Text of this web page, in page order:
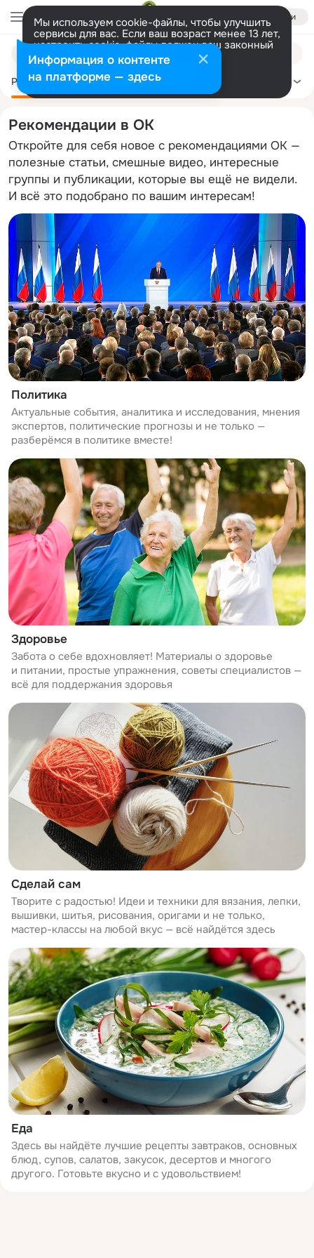
Войти
Мы используем cookie-файлы, чтобы улучшить
сервисы для вас. Если ваш возраст менее 13 лет,
настроить cookie-файлы должен ваш законный
представитель. Больше информации
Разрешить все Настроить
темам
Рекомендации Политика Здоровье Сделай сам
Рекомендации в ОК
Откройте для себя новое с рекомендациями ОК —
полезные статьи, смешные видео, интересные
группы и публикации, которые вы ещё не видели.
И всё это подобрано по вашим интересам!
Политика
Актуальные события, аналитика и исследования, мнения
экспертов, политические прогнозы и не только —
разберёмся в политике вместе!
Здоровье
Забота о себе вдохновляет! Материалы о здоровье
и питании, простые упражнения, советы специалистов —
всё для поддержания здоровья
Сделай сам
Творите с радостью! Идеи и техники для вязания, лепки,
вышивки, шитья, рисования, оригами и не только,
мастер-классы на любой вкус — всё найдётся здесь
Еда
Здесь вы найдёте лучшие рецепты завтраков, основных
блюд, супов, салатов, закусок, десертов и многого
другого. Готовьте вкусно и с удовольствием!
Информация о контенте
на платформе — здесь